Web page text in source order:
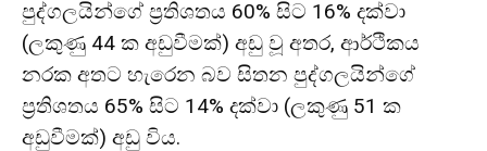
පුද්ගලයින්ගේ ප්‍රතිශතය 60% සිට 16% දක්වා
(ලකුණු 44 ක අඩුවීමක්) අඩු වූ අතර, ආර්ථිකය
නරක අතට හැරෙන බව සිතන පුද්ගලයින්ගේ
ප්‍රතිශතය 65% සිට 14% දක්වා (ලකුණු 51 ක
අඩුවීමක්) අඩු විය.